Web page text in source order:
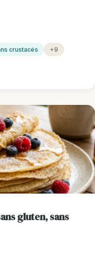
crustacés +9
gluten, sans